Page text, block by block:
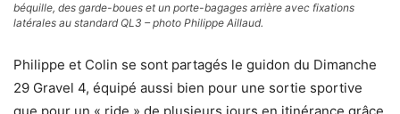
béquille, des garde-boues et un porte-bagages arrière avec fixations
latérales au standard QL3 – photo Philippe Aillaud.
Philippe et Colin se sont partagés le guidon du Dimanche
29 Gravel 4, équipé aussi bien pour une sortie sportive